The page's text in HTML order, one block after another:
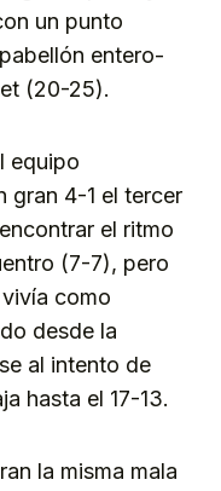
un punto
entero-
(20-25).
equipo
gran 4-1 el tercer
el ritmo
(7-7), pero
como
desde la
al intento de
hasta el 17-13.
la misma mala